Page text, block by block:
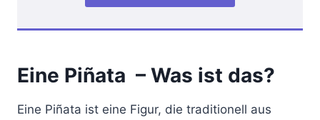
Eine Piñata – Was ist das?
Eine Piñata ist eine Figur, die traditionell aus